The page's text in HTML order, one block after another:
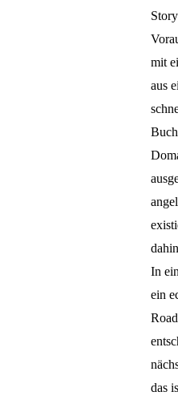
mit
aus
In
ein
das